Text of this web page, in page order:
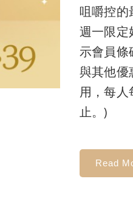
咀嚼控的
週一限定
示會員條
與其他優
用，每
止。)
Read